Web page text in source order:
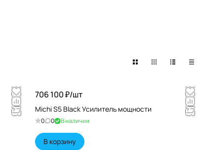
706 100 ₽/шт
Michi S5 Black Усилитель мощности
0 0 В наличии
В корзину